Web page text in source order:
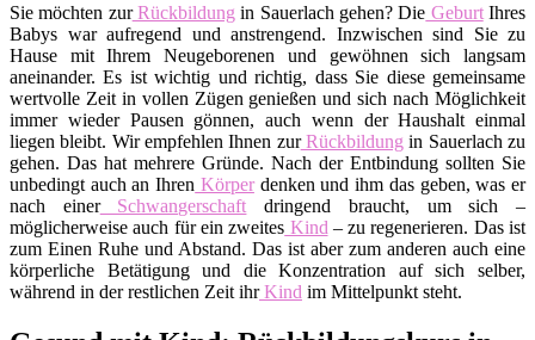
Sie möchten zurRückbildung in Sauerlach gehen? Die GeburtIhres
Babys war aufregend und anstrengend. Inzwischen sind Sie zu
Hause mit Ihrem Neugeborenen und gewöhnen sich langsam
aneinander. Es ist wichtig und richtig, dass Sie diese gemeinsame
wertvolle Zeit in vollen Zügen genießen und sich nach Möglichkeit
immer wieder Pausen gönnen, auch wenn der Haushalt einmal
liegen bleibt. Wir empfehlen Ihnen zurRückbildung in Sauerlach zu
gehen. Das hat mehrere Gründe. Nach der Entbindung sollten Sie
unbedingt auch an Ihren Körperdenken und ihm das geben, was er
nach einerSchwangerschaft dringend braucht, um sich –
möglicherweise auch für ein zweites Kind – zu regenerieren. Das ist
zum Einen Ruhe und Abstand. Das ist aber zum anderen auch eine
körperliche Betätigung und die Konzentration auf sich selber,
während in der restlichen Zeit ihrKind im Mittelpunkt steht.